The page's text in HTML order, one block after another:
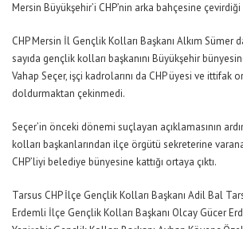
Mersin Büyükşehir’i CHP’nin arka bahçesine çevirdiği
CHP Mersin İl Gençlik Kolları Başkanı Alkım
sayıda gençlik kolları başkanını Büyükşehir
Vahap Seçer, işçi kadrolarını da CHP üyesi ve ittifak
doldurmaktan çekinmedi.
Seçer’in önceki dönemi suçlayan açıklamasının
kolları başkanlarından ilçe örgütü sekreterine
CHP’liyi belediye bünyesine kattığı ortaya çıktı.
Tarsus CHP İlçe Gençlik Kolları Başkanı Adil Bal
Erdemli İlçe Gençlik Kolları Başkanı Olcay Gücer